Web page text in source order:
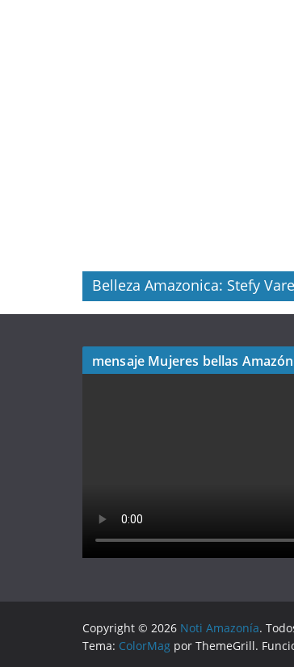
Belleza Amazonica: Stefy
mensaje Mujeres bellas
Copyright © 2026 Noti Amazonía.
Tema: ColorMag por ThemeGrill.